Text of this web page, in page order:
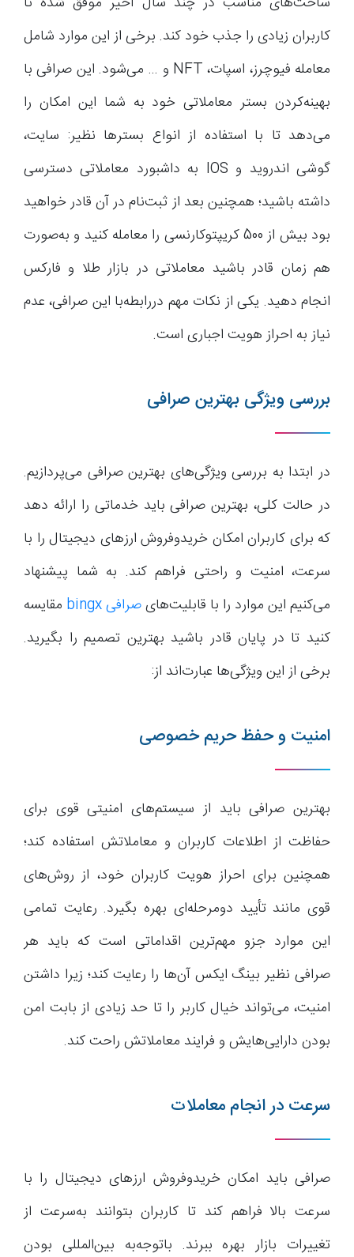
کاربران زیادی را جذب خود کند. برخی از این موارد شامل
معامله فیوچرز، اسپات، NFT و … می‌شود. این صرافی با
بهینه‌کردن بستر معاملاتی خود به شما این امکان را
می‌دهد تا با استفاده از انواع بستر‌ها نظیر: سایت،
گوشی اندروید و IOS به داشبورد معاملاتی دسترسی
داشته باشید؛ همچنین بعد از ثبت‌نام در آن قادر خواهید
بود بیش از 500 کریپتوکارنسی را معامله کنید و به‌صورت
هم زمان قادر باشید معاملاتی در بازار طلا و فارکس
انجام دهید. یکی از نکات مهم دررابطه‌با این صرافی، عدم
نیاز به احراز هویت اجباری است.
بررسی ویژگی بهترین صرافی
در ابتدا به بررسی ویژگی‌های بهترین صرافی می‌پردازیم.
در حالت کلی، بهترین صرافی باید خدماتی را ارائه دهد
که برای کاربران امکان خریدوفروش ارز‌های دیجیتال را با
سرعت، امنیت و راحتی فراهم کند. به شما پیشنهاد
می‌کنیم این موارد را با قابلیت‌هایصرافی bingx
مقایسه
کنید تا در پایان قادر باشید بهترین تصمیم را بگیرید.
برخی از این ویژگی‌ها عبارت‌اند از:
امنیت و حفظ حریم خصوصی
بهترین صرافی باید از سیستم‌های امنیتی قوی برای
حفاظت از اطلاعات کاربران و معاملاتش استفاده کند؛
همچنین برای احراز هویت کاربران خود، از روش‌های
قوی مانند تأیید دومرحله‌ای بهره بگیرد. رعایت تمامی
این موارد جزو مهم‌ترین اقداماتی است که باید هر
صرافی نظیر بینگ ایکس آن‌ها را رعایت کند؛ زیرا داشتن
امنیت، می‌تواند خیال کاربر را تا حد زیادی از بابت امن
بودن دارایی‌هایش و فرایند معاملاتش راحت کند.
سرعت در انجام معاملات
صرافی باید امکان خریدوفروش ارز‌های دیجیتال را با
سرعت بالا فراهم کند تا کاربران بتوانند به‌سرعت از
تغییرات بازار بهره ببرند. باتوجه‌به بین‌المللی بودن